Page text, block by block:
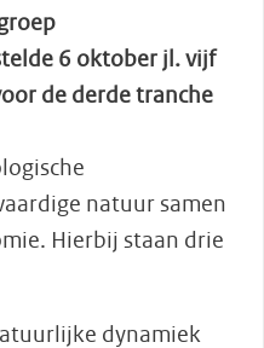
6 oktober jl. vijf
de derde tranche
natuur samen
Hierbij staan drie
dynamiek